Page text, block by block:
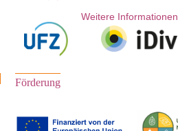
Förderung
Weitere Informationen